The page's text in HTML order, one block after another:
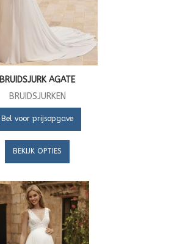
BRUIDSJURK AGATE
BRUIDSJURKEN
Bel voor prijsopgave
BEKIJK OPTIES